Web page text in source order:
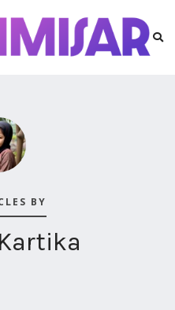
BY